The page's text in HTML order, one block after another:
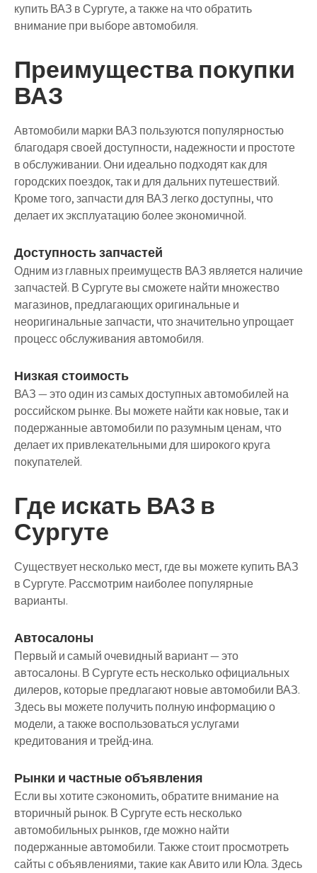
купить ВАЗ в Сургуте, а также на что обратить
внимание при выборе автомобиля.
Преимущества покупки
ВАЗ
Автомобили марки ВАЗ пользуются популярностью
благодаря своей доступности, надежности и простоте
в обслуживании. Они идеально подходят как для
городских поездок, так и для дальних путешествий.
Кроме того, запчасти для ВАЗ легко доступны, что
делает их эксплуатацию более экономичной.
Доступность запчастей
Одним из главных преимуществ ВАЗ является наличие
запчастей. В Сургуте вы сможете найти множество
магазинов, предлагающих оригинальные и
неоригинальные запчасти, что значительно упрощает
процесс обслуживания автомобиля.
Низкая стоимость
ВАЗ — это один из самых доступных автомобилей на
российском рынке. Вы можете найти как новые, так и
подержанные автомобили по разумным ценам, что
делает их привлекательными для широкого круга
покупателей.
Где искать ВАЗ в
Сургуте
Существует несколько мест, где вы можете купить ВАЗ
в Сургуте. Рассмотрим наиболее популярные
варианты.
Автосалоны
Первый и самый очевидный вариант — это
автосалоны. В Сургуте есть несколько официальных
дилеров, которые предлагают новые автомобили ВАЗ.
Здесь вы можете получить полную информацию о
модели, а также воспользоваться услугами
кредитования и трейд-ина.
Рынки и частные объявления
Если вы хотите сэкономить, обратите внимание на
вторичный рынок. В Сургуте есть несколько
автомобильных рынков, где можно найти
подержанные автомобили. Также стоит просмотреть
сайты с объявлениями, такие как Авито или Юла. Здесь